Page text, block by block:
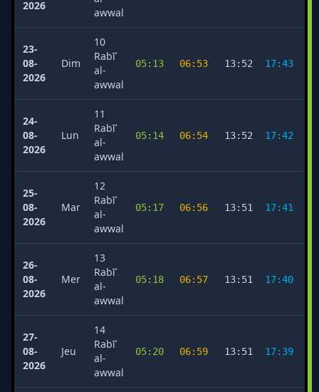
2026
awwal
23-
08-
2026
Dim
10
Rabīʿ
al-
awwal
05:13 06:53 13:52 17:43
24-
08-
2026
Lun
11
Rabīʿ
al-
awwal
05:14 06:54 13:52 17:42
25-
08-
2026
Mar
12
Rabīʿ
al-
awwal
05:17 06:56 13:51 17:41
26-
08-
2026
Mer
13
Rabīʿ
al-
awwal
05:18 06:57 13:51 17:40
27-
08-
2026
Jeu
14
Rabīʿ
al-
awwal
05:20 06:59 13:51 17:39